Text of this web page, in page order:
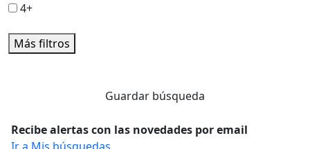
4+
Más filtros
Guardar búsqueda
Recibe alertas con las novedades por email